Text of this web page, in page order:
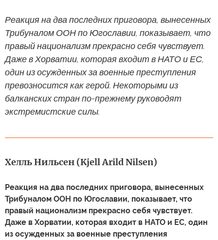
Реакция на два последних приговора, вынесенных
Трибуналом ООН по Югославии, показывает, что
правый национализм прекрасно себя чувствует.
Даже в Хорватии, которая входит в НАТО и ЕС,
один из осужденных за военные преступления
превозносится как герой. Некоторыми из
балканских стран по-прежнему руководят
экстремистские силы.
Хелль Нильсен (Kjell Arild Nilsen)
Реакция на два последних приговора, вынесенных
Трибуналом ООН по Югославии, показывает, что
правый национализм прекрасно себя чувствует.
Даже в Хорватии, которая входит в НАТО и ЕС, один
из осужденных за военные преступления